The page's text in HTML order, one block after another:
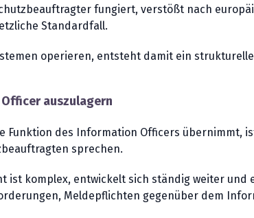
fungiert, verstößt nach
Standardfall.
operieren, entsteht damit ein
auszulagern
Funktion des Information Officers
sprechen.
ist komplex, entwickelt sich ständig weiter
Meldepflichten gegenüber dem